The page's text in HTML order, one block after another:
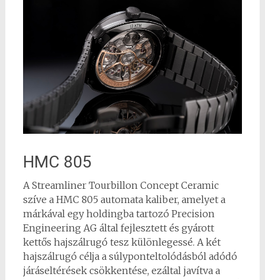
HMC 805
A Streamliner Tourbillon Concept Ceramic
szíve a HMC 805 automata kaliber, amelyet a
márkával egy holdingba tartozó Precision
Engineering AG által fejlesztett és gyárott
kettős hajszálrugó tesz különlegessé. A két
hajszálrugó célja a súlyponteltolódásból adódó
járáseltérések csökkentése, ezáltal javítva a